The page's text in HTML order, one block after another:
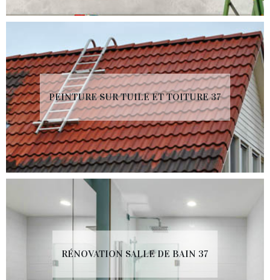
PEINTURE SUR TUILE ET TOITURE 37
RÉNOVATION SALLE DE BAIN 37